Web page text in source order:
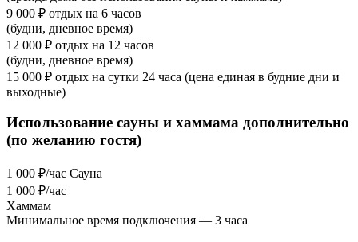
9 000 ₽ отдых на 6 часов
(будни, дневное время)
12 000 ₽ отдых на 12 часов
(будни, дневное время)
15 000 ₽ отдых на сутки 24 часа (цена единая в будние дни и
выходные)
Использование сауны и хаммама дополнительно
(по желанию гостя)
1 000 ₽/час Сауна
1 000 ₽/час
Хаммам
Минимальное время подключения — 3 часа